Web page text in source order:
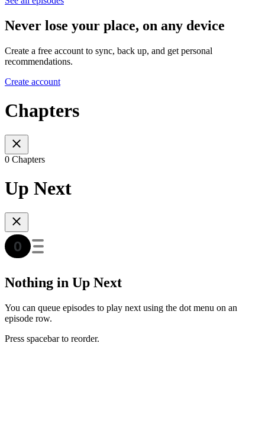
Never lose your place, on any device
Create a free account to sync, back up, and get personal
recommendations.
Create account
Chapters
0 Chapters
Up Next
Nothing in Up Next
You can queue episodes to play next using the dot menu on an
episode row.
Press spacebar to reorder.